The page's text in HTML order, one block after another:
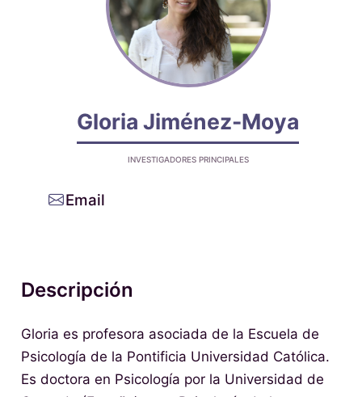
Gloria Jiménez-Moya
INVESTIGADORES PRINCIPALES
Email
Descripción
Gloria es profesora asociada de la Escuela de
Psicología de la Pontificia Universidad Católica.
Es doctora en Psicología por la Universidad de